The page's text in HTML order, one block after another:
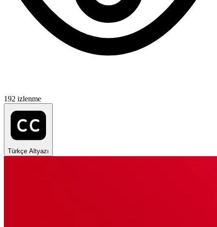
192 izlenme
Türkçe Altyazı